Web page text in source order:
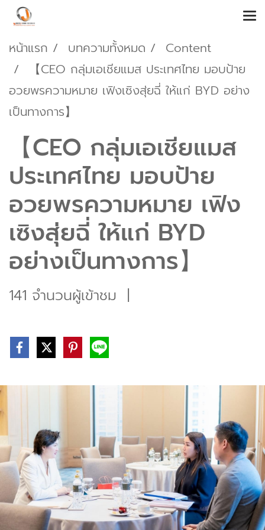
หน้าแรก บทความทั้งหมด
Content
【CEO กลุ่มเอเชียแมส ประเทศไทย มอบป้าย
อวยพรความหมาย เฟิงเซิงสุ่ยฉี่ ให้แก่ BYD อย่าง
เป็นทางการ】
【CEO กลุ่มเอเชียแมส
ประเทศไทย มอบป้าย
อวยพรความหมาย เฟิง
เซิงสุ่ยฉี่ ให้แก่ BYD
อย่างเป็นทางการ】
141 จำนวนผู้เข้าชม |